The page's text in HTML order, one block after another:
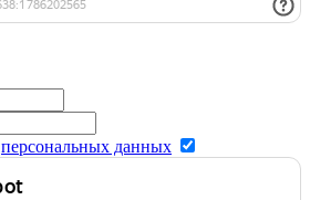
персональных данных